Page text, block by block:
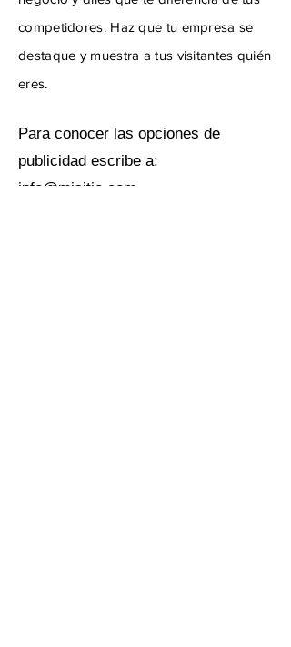
competidores. Haz que tu empresa se
destaque y muestra a tus visitantes quién
eres.
Para conocer las opciones de
publicidad escribe a:
info@misitio.com